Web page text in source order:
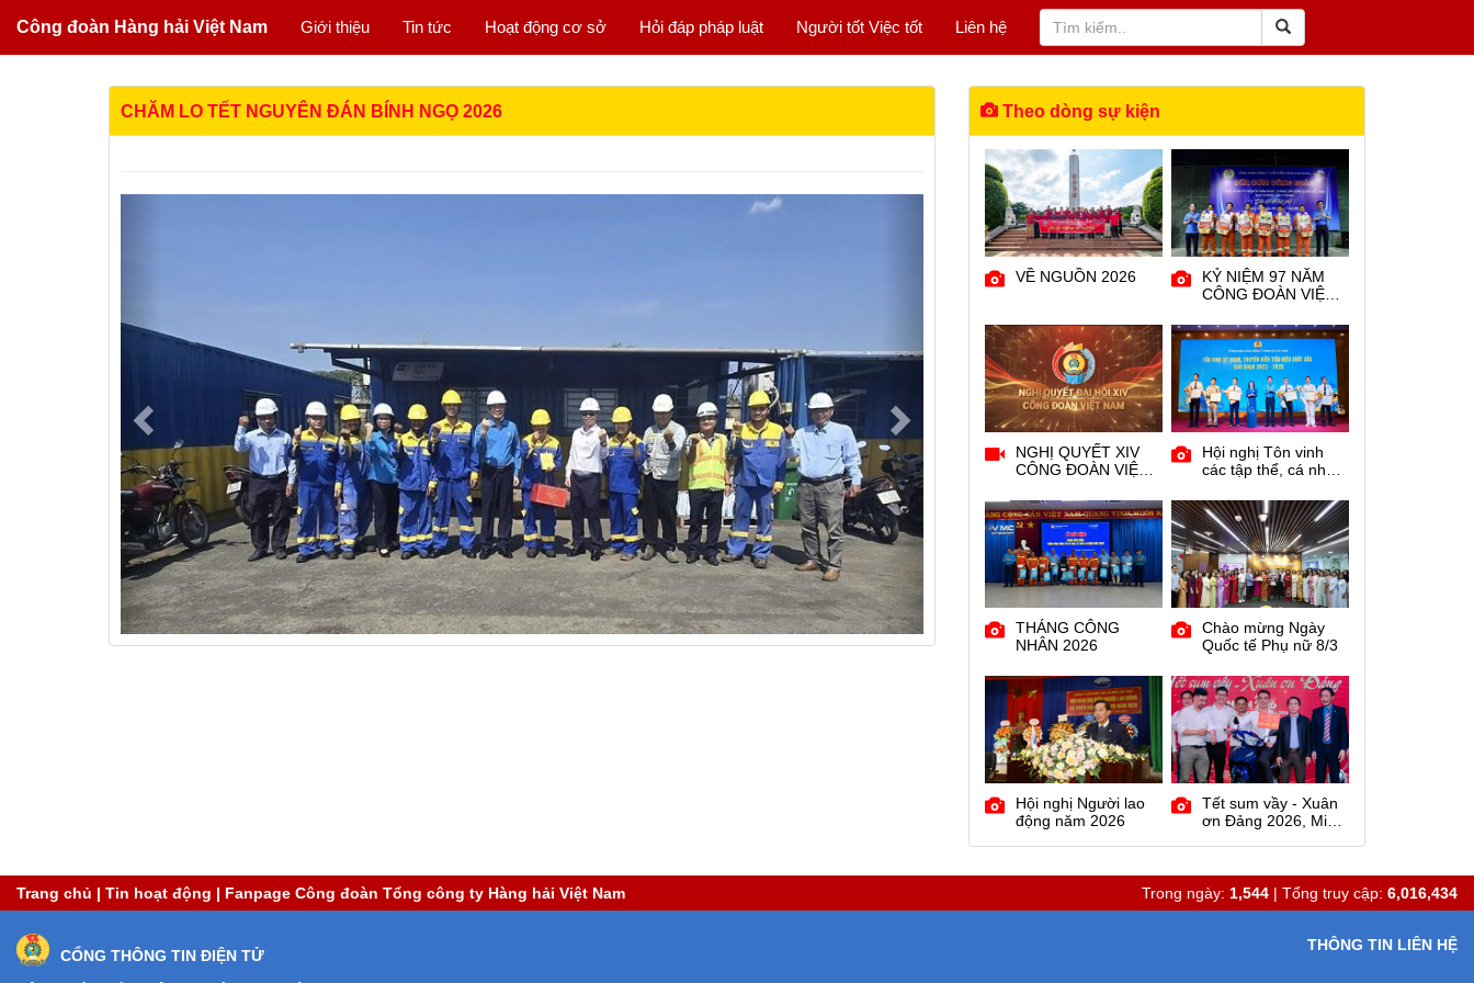
Công đoàn Hàng hải Việt Nam Giới thiệu Tin tức Hoạt động cơ sở Hỏi đáp pháp luật Người tốt Việc tốt Liên hệ
CHĂM LO TẾT NGUYÊN ĐÁN BÍNH NGỌ 2026 Theo dòng sự kiện
VỀ NGUỒN 2026
KỶ NIỆM 97 NĂM
CÔNG ĐOÀN VIỆT
NGHỊ QUYẾT XIV
CÔNG ĐOÀN VIỆT
Hội nghị Tôn vinh
các tập thể, cá nhân
giai đoạn 2023 -
2025
THÁNG CÔNG
NHÂN 2026
Chào mừng Ngày
Quốc tế Phụ nữ 8/3
Hội nghị Người lao
động năm 2026
Tết sum vầy - Xuân
ơn Đảng 2026, Miền
Trang chủ | Tin hoạt động | Fanpage Công đoàn Tổng công ty Hàng hải Việt Nam Trong ngày: 1,544 | Tổng truy cập: 6,016,434
CỔNG THÔNG TIN ĐIỆN TỬ
THÔNG TIN LIÊN HỆ